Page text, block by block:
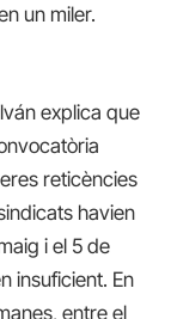
un miler.
explica que
reticències
havien
i el 5 de
insuficient. En
entre el